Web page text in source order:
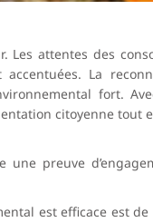
attentes des
La
fort.
citoyenne tout
une preuve
est efficace est